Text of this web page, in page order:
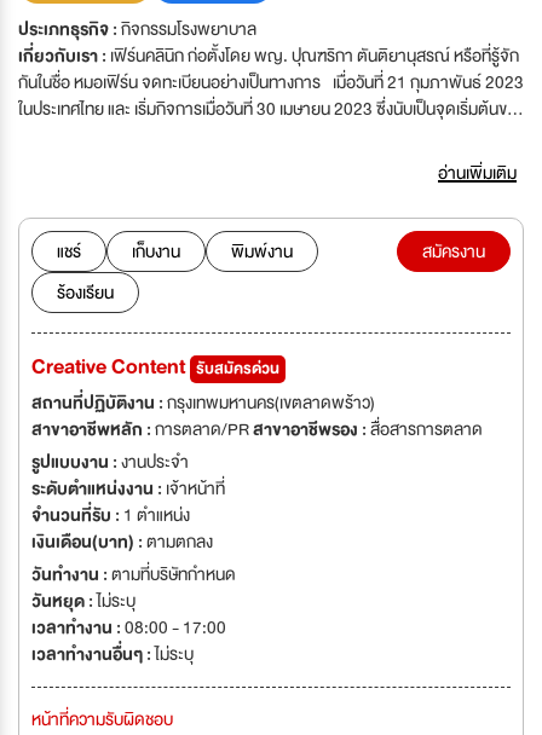
ประเภทธุรกิจ :กิจกรรมโรงพยาบาล
เกี่ยวกับเรา : เฟิร์นคลินิก ก่อตั้งโดย พญ. ปุณฑริกา ตันติยานุสรณ์ หรือที่รู้จัก
กันในชื่อ หมอเฟิร์น จดทะเบียนอย่างเป็นทางการ เมื่อวันที่ 21 กุมภาพันธ์ 2023
ในประเทศไทย และ เริ่มกิจการเมื่อวันที่ 30 เมษายน 2023 ซึ่งนับเป็นจุดเริ่มต้นของ
การดำเนินงานมากกว่าสามเท่า ความสำเร็จนี้สะท้อนให้เห็นถึงความมุ่งมั่นอย่าง
ไม่ลดละของเฟิร์นคลินิกในการสร้างสรรค์สิ่งที่ยอดเยี่ยม ซึ่งนำโดยทีมแพทย์
ผู้เชี่ยวชาญเฉพาะทางและได้รับการสนับสนุนจากเทคนิคและเทคโนโลยีขั้นสูง
ตั้งแต่เริ่มก่อตั้ง เฟิร์นคลินิก ขับเคลื่อนด้วยพันธกิจในการ ให้บริการที่ปลอดภัย
มีประสิทธิภาพ และเน้นที่ลูกค้าเป็นศูนย์กลาง ด้วยการมุ่งเน้นที่นวัตกรรม
คุณภาพ และความน่าเชื่อถือ เฟิร์นคลินิกจึงกลายเป็นชื่อที่โดดเด่นใน
อุตสาหกรรมความงามและความงามของประเทศไทยอย่างรวดเร็ว
อ่านเพิ่มเติม
แชร์ เก็บงาน
พิมพ์งาน
ร้องเรียน
สมัครงาน
Creative Content รับสมัครด่วน
สถานที่ปฏิบัติงาน :กรุงเทพมหานคร(เขตลาดพร้าว)
สาขาอาชีพหลัก :การตลาด/PRสาขาอาชีพรอง :สื่อสารการตลาด
รูปแบบงาน :งานประจำ
ระดับตำแหน่งงาน : เจ้าหน้าที่
จำนวนที่รับ : 1 ตำแหน่ง
เงินเดือน(บาท) :ตามตกลง
วันทำงาน :ตามที่บริษัทกำหนด
วันหยุด :ไม่ระบุ
เวลาทำงาน :08:00 - 17:00
เวลาทำงานอื่นๆ :ไม่ระบุ
หน้าที่ความรับผิดชอบ